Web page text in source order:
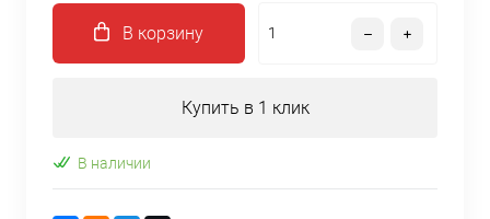
В корзину
Купить в 1 клик
В наличии